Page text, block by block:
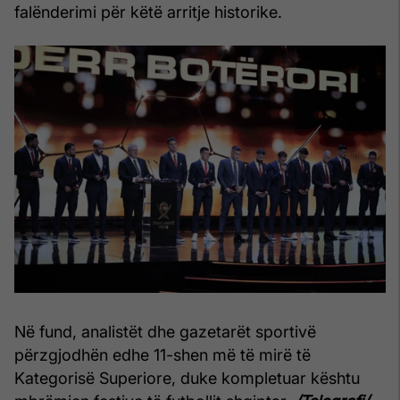
falënderimi për këtë arritje historike.
Në fund, analistët dhe gazetarët sportivë
përzgjodhën edhe 11-shen më të mirë të
Kategorisë Superiore, duke kompletuar kështu